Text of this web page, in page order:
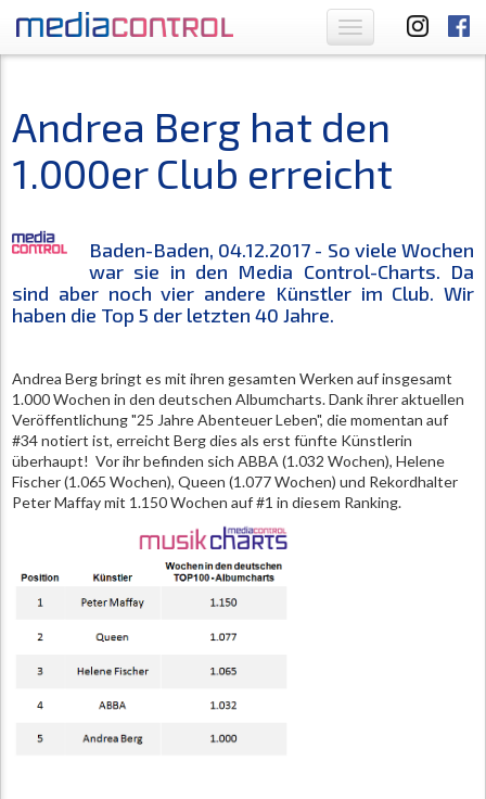
Toggle
navigation
Andrea Berg hat den
1.000er Club erreicht
Baden-Baden, 04.12.2017 - So viele Wochen
war sie in den Media Control-Charts. Da
sind aber noch vier andere Künstler im Club. Wir
haben die Top 5 der letzten 40 Jahre.
Andrea Berg bringt es mit ihren gesamten Werken auf insgesamt
1.000 Wochen in den deutschen Albumcharts. Dank ihrer aktuellen
Veröffentlichung "25 Jahre Abenteuer Leben", die momentan auf
#34 notiert ist, erreicht Berg dies als erst fünfte Künstlerin
überhaupt! Vor ihr befinden sich ABBA (1.032 Wochen), Helene
Fischer (1.065 Wochen), Queen (1.077 Wochen) und Rekordhalter
Peter Maffay mit 1.150 Wochen auf #1 in diesem Ranking.